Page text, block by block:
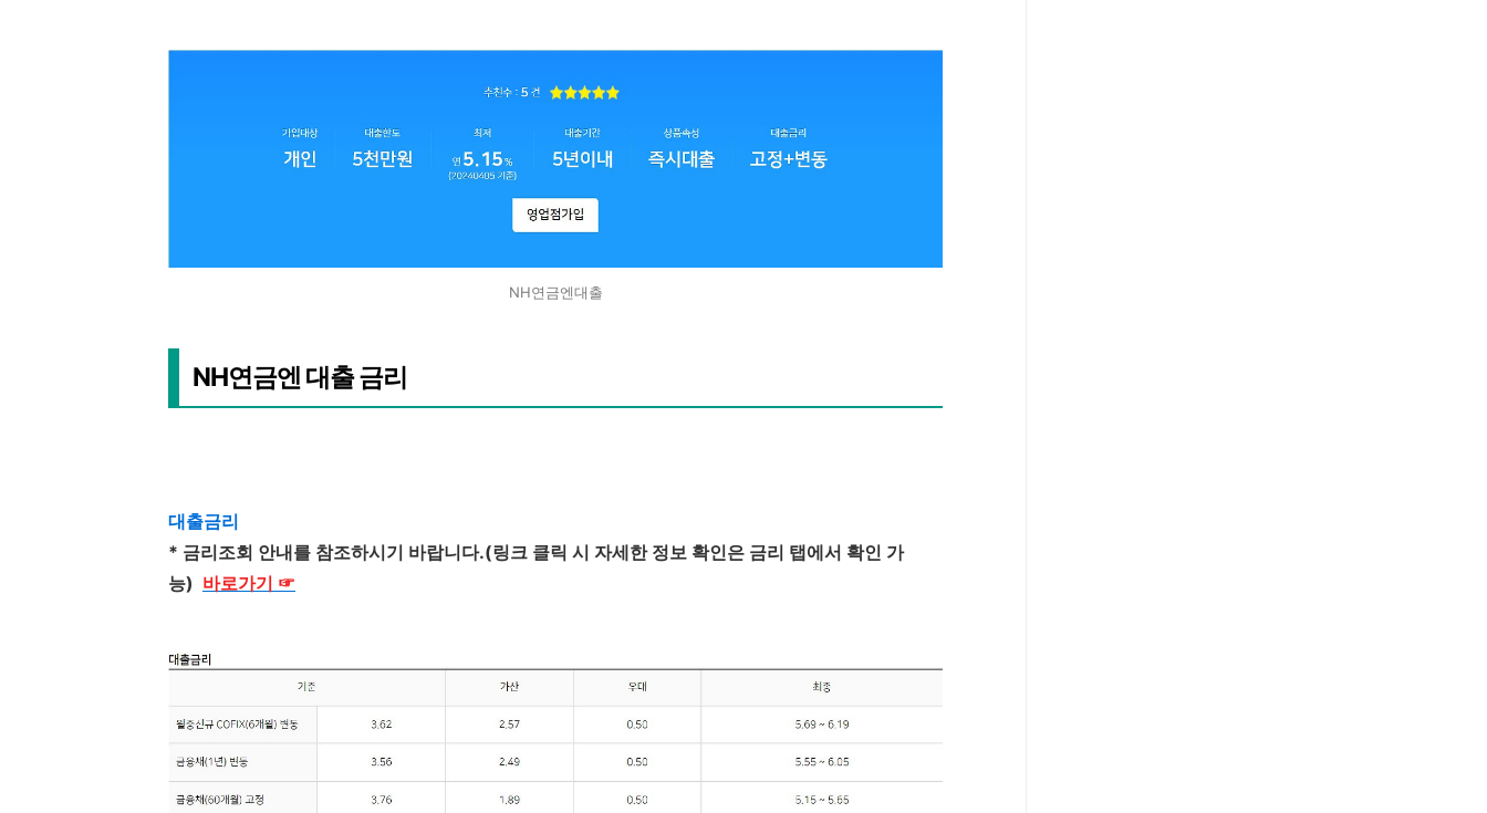
NH연금엔대출
NH연금엔 대출 금리
대출금리
* 금리조회 안내를 참조하시기 바랍니다.(링크 클릭 시 자세한 정보 확인은 금리 탭에서 확인 가
능) 바로가기 ☞